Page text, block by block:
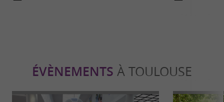
ÉVÈNEMENTS À TOULOUSE